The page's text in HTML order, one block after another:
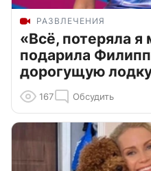
РАЗВЛЕЧЕНИЯ
«Всё, потеряла
подарила
дорогущую
167 Обсудить